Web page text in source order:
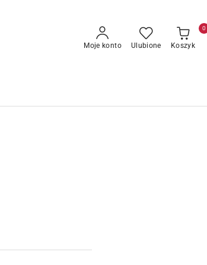
Moje konto Ulubione Koszyk
0